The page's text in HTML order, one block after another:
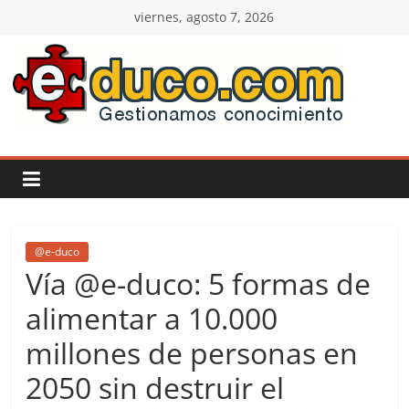
contenido
viernes, agosto 7, 2026
E-
duco:
Gestión
del
Conocimiento
Learn
more.
Do
@e-duco
Vía @e-duco: 5 formas de
alimentar a 10.000
millones de personas en
2050 sin destruir el